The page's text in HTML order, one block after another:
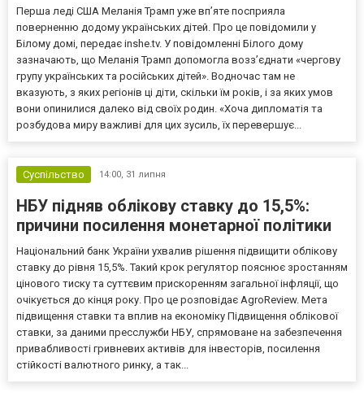
Перша леді США Меланія Трамп уже впʼяте посприяла
поверненню додому українських дітей. Про це повідомили у
Білому домі, передає inshe.tv. У повідомленні Білого дому
зазначають, що Меланія Трамп допомогла возз’єднати «чергову
групу українських та російських дітей». Водночас там не
вказують, з яких регіонів ці діти, скільки їм років, і за яких умов
вони опинилися далеко від своїх родин. «Хоча дипломатія та
розбудова миру важливі для цих зусиль, їх перевершує...
Суспільство 14:00, 31 липня
НБУ підняв облікову ставку до 15,5%:
причини посилення монетарної політики
Національний банк України ухвалив рішення підвищити облікову
ставку до рівня 15,5%. Такий крок регулятор пояснює зростанням
цінового тиску та суттєвим прискоренням загальної інфляції, що
очікується до кінця року. Про це розповідає AgroReview. Мета
підвищення ставки та вплив на економіку Підвищення облікової
ставки, за даними пресслужби НБУ, спрямоване на забезпечення
привабливості гривневих активів для інвесторів, посилення
стійкості валютного ринку, а так...